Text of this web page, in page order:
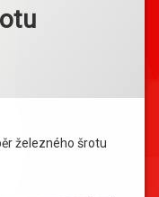
železného šrotu